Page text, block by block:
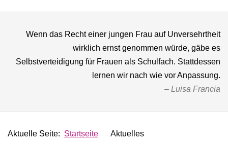
Wenn das Recht einer jungen Frau auf Unversehrtheit
wirklich ernst genommen würde, gäbe es
Selbstverteidigung für Frauen als Schulfach. Stattdessen
lernen wir nach wie vor Anpassung.
Luisa Francia
Aktuelle Seite: Startseite Aktuelles